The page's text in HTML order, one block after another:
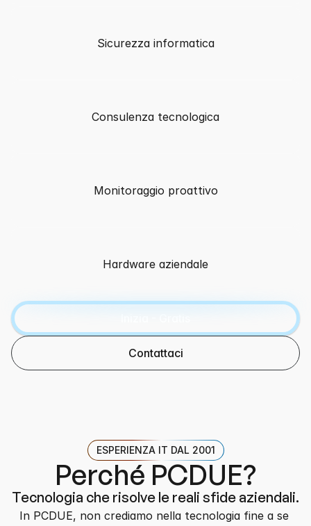
Sicurezza informatica
Consulenza tecnologica
Monitoraggio proattivo
Hardware aziendale
Contattaci
ESPERIENZA IT DAL 2001
Perché PCDUE?
Tecnologia che risolve le reali sfide aziendali.
In PCDUE, non crediamo nella tecnologia fine a se